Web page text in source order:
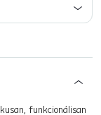
funkcionálisan